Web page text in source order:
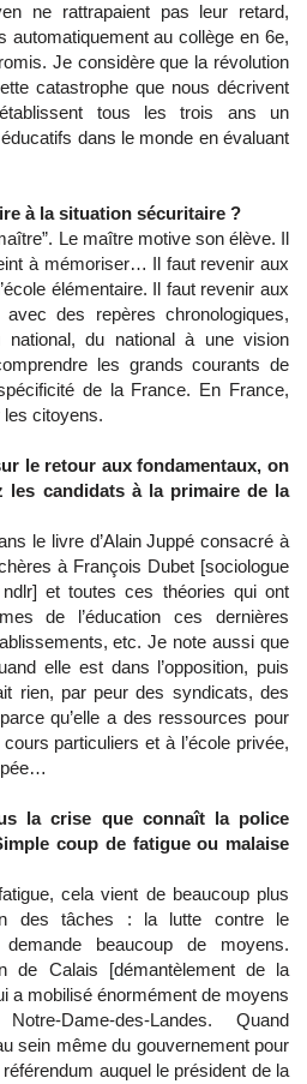
ne rattrapaient pas leur retard,
automatiquement au collège en 6e,
Je considère que la révolution
catastrophe que nous décrivent
tous les trois ans un
dans le monde en évaluant
à la situation sécuritaire ?
Le maître motive son élève. Il
à mémoriser… Il faut revenir aux
élémentaire. Il faut revenir aux
des repères chronologiques,
national, du national à une vision
les grands courants de
de la France. En France,
les citoyens.
le retour aux fondamentaux, on
les candidats à la primaire de la
le livre d’Alain Juppé consacré à
à François Dubet [sociologue
ndlr] et toutes ces théories qui ont
de l’éducation ces dernières
etc. Je note aussi que
elle est dans l’opposition, puis
rien, par peur des syndicats, des
qu’elle a des ressources pour
particuliers et à l’école privée,
la crise que connaît la police
coup de fatigue ou malaise
cela vient de beaucoup plus
des tâches : la lutte contre le
beaucoup de moyens.
de Calais [démantèlement de la
a mobilisé énormément de moyens
Dame-des-Landes. Quand
sein même du gouvernement pour
auquel le président de la